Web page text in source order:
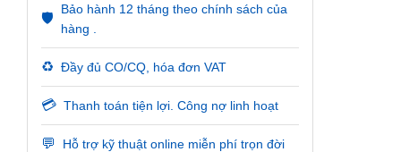
🛡️
Bảo hành 12 tháng theo chính sách của
hàng .
♻️ Đầy đủ CO/CQ, hóa đơn VAT
💳 Thanh toán tiện lợi. Công nợ linh hoạt
💬 Hỗ trợ kỹ thuật online miễn phí trọn đời